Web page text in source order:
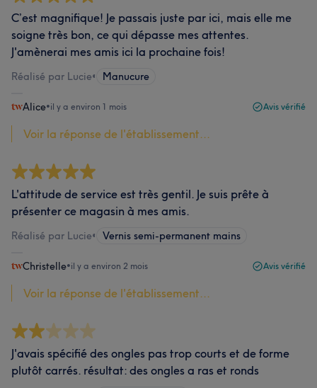
C’est magnifique! Je passais juste par ici, mais elle me
soigne très bon, ce qui dépasse mes attentes.
J'amènerai mes amis ici la prochaine fois!
Réalisé par Lucie• Manucure
Alice•il y a environ 1 mois Avis vérifié
Voir la réponse de l'établissement...
L'attitude de service est très gentil. Je suis prête à
présenter ce magasin à mes amis.
Réalisé par Lucie• Vernis semi-permanent mains
Christelle•il y a environ 2 mois Avis vérifié
Voir la réponse de l'établissement...
J'avais spécifié des ongles pas trop courts et de forme
plutôt carrés. résultat: des ongles a ras et ronds